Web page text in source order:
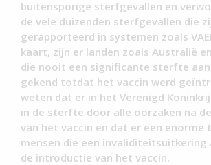
buitensporige sterfgevallen en
de vele duizenden sterfgevallen die
gerapporteerd in systemen zoals
kaart, zijn er landen zoals Australië
die nooit een significante sterfte aan
gekend totdat het vaccin werd
weten dat er in het Verenigd
in de sterfte door alle oorzaken na
van het vaccin en dat er een enorme
mensen die een invaliditeitsuitkering
de introductie van het vaccin.